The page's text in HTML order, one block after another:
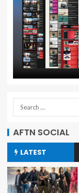
AFTN SOCIAL
LATEST